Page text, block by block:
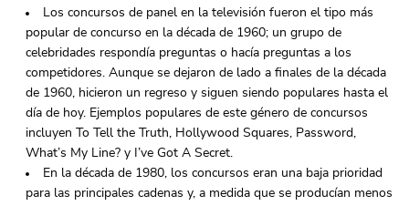
Los concursos de panel en la televisión fueron el tipo más
popular de concurso en la década de 1960; un grupo de
celebridades respondía preguntas o hacía preguntas a los
competidores. Aunque se dejaron de lado a finales de la década
de 1960, hicieron un regreso y siguen siendo populares hasta el
día de hoy. Ejemplos populares de este género de concursos
incluyen To Tell the Truth, Hollywood Squares, Password,
What’s My Line? y I’ve Got A Secret.
En la década de 1980, los concursos eran una baja prioridad
para las principales cadenas y, a medida que se producían menos